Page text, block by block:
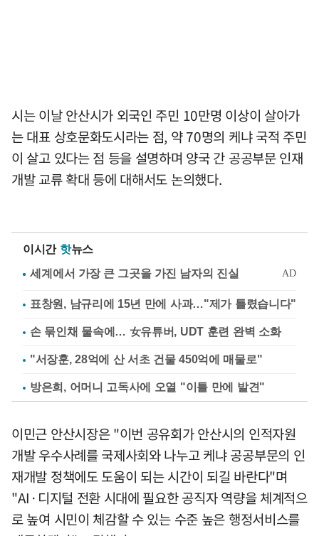
시는 이날 안산시가 외국인 주민 10만명 이상이 살아가
는 대표 상호문화도시라는 점, 약 70명의 케냐 국적 주민
이 살고 있다는 점 등을 설명하며 양국 간 공공부문 인재
개발 교류 확대 등에 대해서도 논의했다.
이시간 핫뉴스
표창원, 남규리에 15년 만에 사과…"제가 틀렸습니다"
손 묶인채 물속에… 女유튜버, UDT 훈련 완벽 소화
"서장훈, 28억에 산 서초 건물 450억에 매물로"
방은희, 어머니 고독사에 오열 "이틀 만에 발견"
이민근 안산시장은 "이번 공유회가 안산시의 인적자원
개발 우수사례를 국제사회와 나누고 케냐 공공부문의 인
재개발 정책에도 도움이 되는 시간이 되길 바란다"며
"AI·디지털 전환 시대에 필요한 공직자 역량을 체계적으
로 높여 시민이 체감할 수 있는 수준 높은 행정서비스를